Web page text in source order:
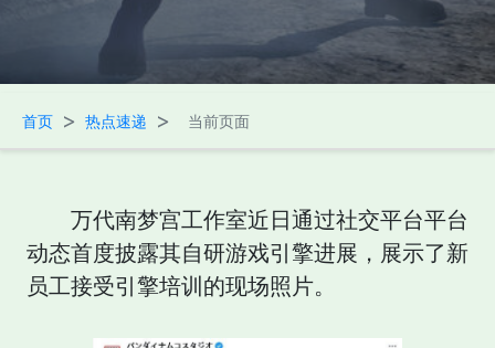
首页 > 热点速递 > 当前页面
万代南梦宫工作室近日通过社交平台平台
动态首度披露其自研游戏引擎进展，展示了新
员工接受引擎培训的现场照片。